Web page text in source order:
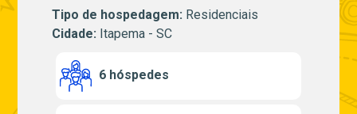
Tipo de hospedagem: Residenciais
Cidade: Itapema - SC
6 hóspedes